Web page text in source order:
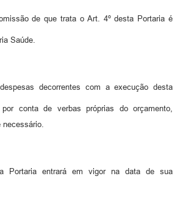
de que trata o Art. 4º desta Portaria é
Saúde.
decorrentes com a execução desta
por conta de verbas próprias do orçamento,
Portaria entrará em vigor na data de sua